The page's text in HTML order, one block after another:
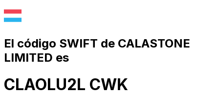
El código SWIFT de CALASTONE
LIMITED es
CLAOLU2L CWK